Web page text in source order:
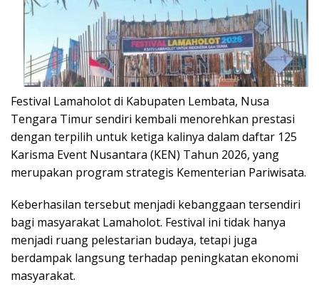
Festival Lamaholot di Kabupaten Lembata, Nusa
Tengara Timur sendiri kembali menorehkan prestasi
dengan terpilih untuk ketiga kalinya dalam daftar 125
Karisma Event Nusantara (KEN) Tahun 2026, yang
merupakan program strategis Kementerian Pariwisata.
Keberhasilan tersebut menjadi kebanggaan tersendiri
bagi masyarakat Lamaholot. Festival ini tidak hanya
menjadi ruang pelestarian budaya, tetapi juga
berdampak langsung terhadap peningkatan ekonomi
masyarakat.